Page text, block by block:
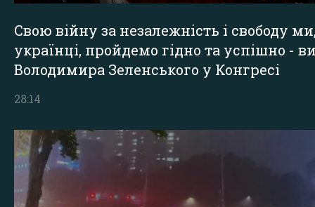
Свою війну за незалежність і свободу
українці, пройдемо гідно та успішно -
Володимира Зеленського у Конгресі
28:14